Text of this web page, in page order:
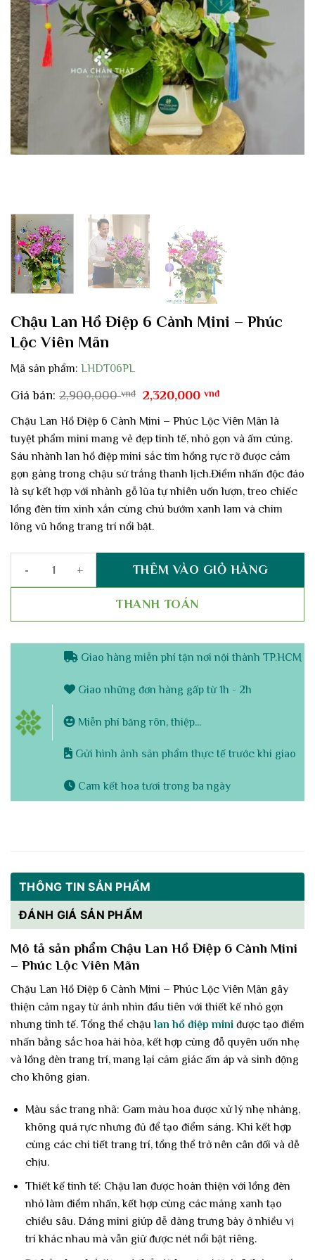
Chậu Lan Hồ Điệp 6 Cành Mini – Phúc
Lộc Viên Mãn
Mã sản phẩm: LHDT06PL
Giá bán: 2,900,000vnđ
Giá
là:
2,900,000 vnđ.
2,320,000vnđGiá
tại
2,320,000 vnđ.
Chậu Lan Hồ Điệp 6 Cành Mini – Phúc Lộc Viên Mãn là
tuyệt phẩm mini mang vẻ đẹp tinh tế, nhỏ gọn và ấm cúng.
Sáu nhành lan hồ điệp mini sắc tím hồng rực rỡ được cắm
gọn gàng trong chậu sứ trắng thanh lịch.Điểm nhấn độc đáo
là sự kết hợp với nhành gỗ lũa tự nhiên uốn lượn, treo chiếc
lồng đèn tím xinh xắn cùng chú bướm xanh lam và chim
lông vũ hồng trang trí nổi bật.
Chậu Lan Hồ Điệp 6 Cành Mini – Phúc Lộc Viên Mãn số lượng
THÊM VÀO GIỎ HÀNG
THANH TOÁN
Giao hàng miễn phí tận nơi nội thành TP.HCM
Giao những đơn hàng gấp từ 1h - 2h
Miễn phí băng rôn, thiệp...
Gửi hình ảnh sản phẩm thực tế trước khi giao
Cam kết hoa tươi trong ba ngày
THÔNG TIN SẢN PHẨM
ĐÁNH GIÁ SẢN PHẨM
Mô tả sản phẩm Chậu Lan Hồ Điệp 6 Cành Mini
– Phúc Lộc Viên Mãn
Chậu Lan Hồ Điệp 6 Cành Mini – Phúc Lộc Viên Mãn gây
thiện cảm ngay từ ánh nhìn đầu tiên với thiết kế nhỏ gọn
nhưng tinh tế. Tổng thể chậulan hồ điệp mini được tạo điểm
nhấn bằng sắc hoa hài hòa, kết hợp cùng đỗ quyên uốn nhẹ
và lồng đèn trang trí, mang lại cảm giác ấm áp và sinh động
cho không gian.
Màu sắc trang nhã: Gam màu hoa được xử lý nhẹ nhàng,
không quá rực nhưng đủ để tạo điểm sáng. Khi kết hợp
cùng các chi tiết trang trí, tổng thể trở nên cân đối và dễ
chịu.
Thiết kế tinh tế: Chậu lan được hoàn thiện với lồng đèn
nhỏ làm điểm nhấn, kết hợp cùng các mảng xanh tạo
chiều sâu. Dáng mini giúp dễ dàng trưng bày ở nhiều vị
trí khác nhau mà vẫn giữ được nét nổi bật riêng.